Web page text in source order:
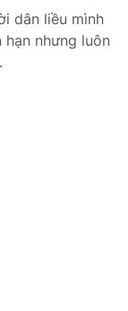
dân liều mình
hạn nhưng luôn